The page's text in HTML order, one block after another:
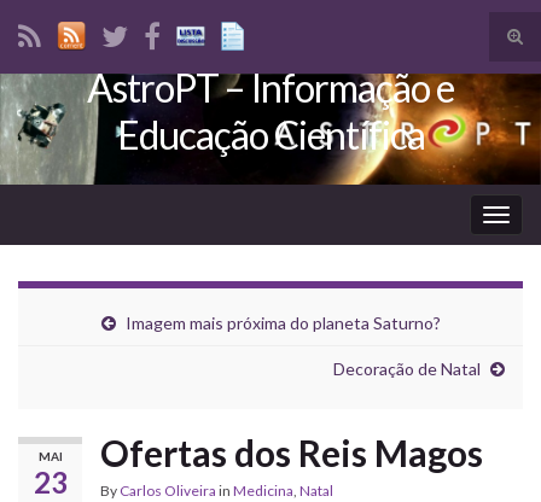
Search for:
AstroPT – Informação e
Educação Científica
Imagem mais próxima do planeta Saturno?
Decoração de Natal
MAI
23
Ofertas dos Reis Magos
By Carlos Oliveira in Medicina, Natal